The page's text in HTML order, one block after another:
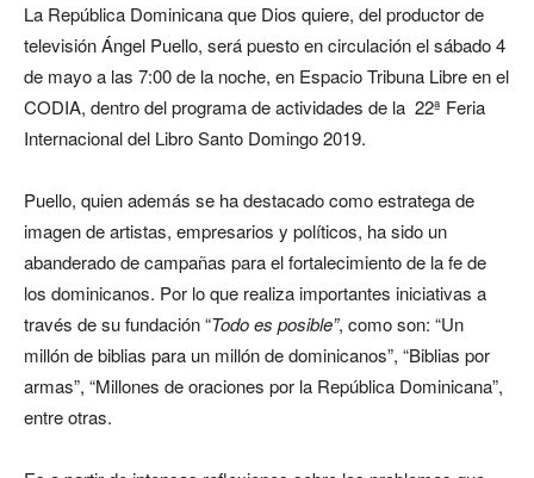
La República Dominicana que Dios quiere, del productor de
televisión Ángel Puello, será puesto en circulación el sábado 4
de mayo a las 7:00 de la noche, en Espacio Tribuna Libre en el
CODIA, dentro del programa de actividades de la 22ª Feria
Internacional del Libro Santo Domingo 2019.
Puello, quien además se ha destacado como estratega de
imagen de artistas, empresarios y políticos, ha sido un
abanderado de campañas para el fortalecimiento de la fe de
los dominicanos. Por lo que realiza importantes iniciativas a
través de su fundación “Todo es posible”, como son: “Un
millón de biblias para un millón de dominicanos”, “Biblias por
armas”, “Millones de oraciones por la República Dominicana”,
entre otras.